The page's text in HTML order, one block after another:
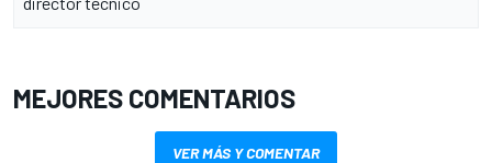
MEJORES COMENTARIOS
VER MÁS Y COMENTAR